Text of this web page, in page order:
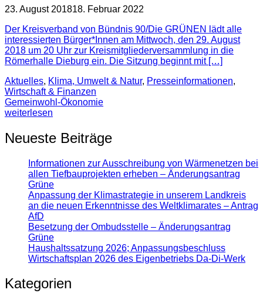
23. August 201818. Februar 2022
Der Kreisverband von Bündnis 90/Die GRÜNEN lädt alle
interessierten Bürger*Innen am Mittwoch, den 29. August
2018 um 20 Uhr zur Kreismitgliederversammlung in die
Römerhalle Dieburg ein. Die Sitzung beginnt mit […]
Aktuelles, Klima, Umwelt & Natur, Presse­informationen,
Wirtschaft & Finanzen
Gemeinwohl-Ökonomie
weiterlesen
Neueste Beiträge
Informationen zur Ausschreibung von Wärmenetzen bei
allen Tiefbauprojekten erheben – Änderungsantrag
Grüne
Anpassung der Klimastrategie in unserem Landkreis
an die neuen Erkenntnisse des Weltklimarates – Antrag
AfD
Besetzung der Ombudsstelle – Änderungsantrag
Grüne
Haushaltssatzung 2026; Anpassungsbeschluss
Wirtschaftsplan 2026 des Eigenbetriebs Da-Di-Werk
Kategorien